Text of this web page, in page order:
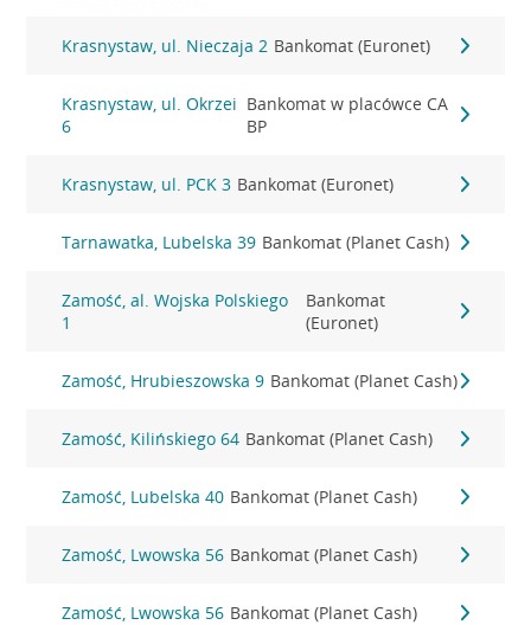
Krasnystaw, ul. Nieczaja 2 Bankomat (Euronet)
Krasnystaw, ul. Okrzei
6
Bankomat w placówce CA
BP
Krasnystaw, ul. PCK 3 Bankomat (Euronet)
Tarnawatka, Lubelska 39 Bankomat (Planet Cash)
Zamość, al. Wojska Polskiego
1
Bankomat
(Euronet)
Zamość, Hrubieszowska 9 Bankomat (Planet Cash)
Zamość, Kilińskiego 64 Bankomat (Planet Cash)
Zamość, Lubelska 40 Bankomat (Planet Cash)
Zamość, Lwowska 56 Bankomat (Planet Cash)
Zamość, Lwowska 56 Bankomat (Planet Cash)